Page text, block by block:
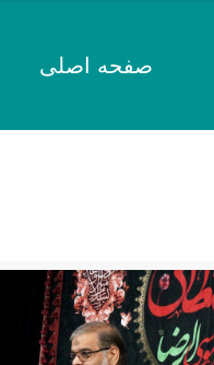
صفحه اصلی